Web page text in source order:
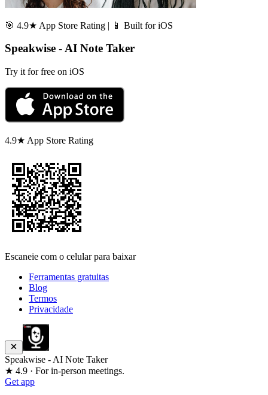
🎯 4.9★ App Store Rating | 📱 Built for iOS
Speakwise - AI Note Taker
Try it for free on iOS
4.9★ App Store Rating
Escaneie com o celular para baixar
Ferramentas gratuitas
Blog
Termos
Privacidade
Speakwise - AI Note Taker
★ 4.9 · For in-person meetings.
Get app